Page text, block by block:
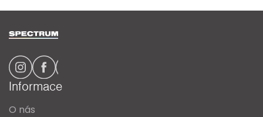
Informace
O nás